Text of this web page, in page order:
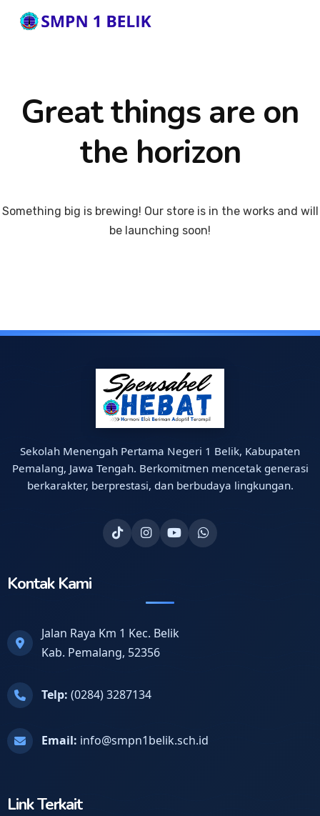
Great things are on
the horizon
Something big is brewing! Our store is in the works and will
be launching soon!
Sekolah Menengah Pertama Negeri 1 Belik, Kabupaten
Pemalang, Jawa Tengah. Berkomitmen mencetak generasi
berkarakter, berprestasi, dan berbudaya lingkungan.
Kontak Kami
Jalan Raya Km 1 Kec. Belik
Kab. Pemalang, 52356
Telp: (0284) 3287134
Email: info@smpn1belik.sch.id
Link Terkait